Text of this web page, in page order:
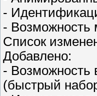
-
- Возможность
Список
Добавлено:
- Возможность
(быстрый